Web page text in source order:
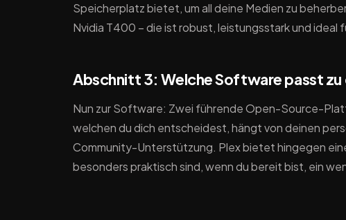
Speicherplatz bietet, um all deine Medien zu
Nvidia T400 – die ist robust, leistungsstark und
Abschnitt 3: Welche Software passt zu
Nun zur Software: Zwei führende Open-Source-
welchen du dich entscheidest, hängt von deinen
Community-Unterstützung. Plex bietet hingegen
besonders praktisch sind, wenn du bereit bist, ein